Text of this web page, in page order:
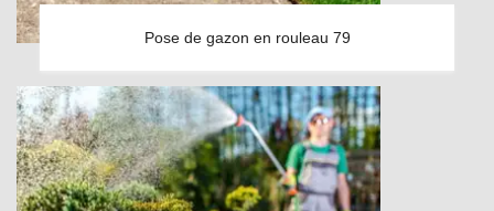
Pose de gazon en rouleau 79